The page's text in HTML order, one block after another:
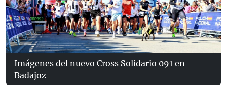
Imágenes del nuevo Cross Solidario 091 en
Badajoz